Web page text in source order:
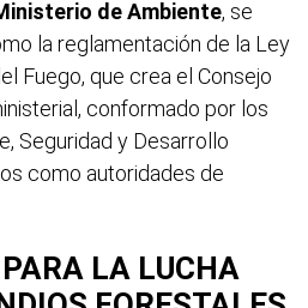
de Ambiente, se
la reglamentación de la Ley
Fuego, que crea el Consejo
conformado por los
Seguridad y Desarrollo
como autoridades de
LA LUCHA